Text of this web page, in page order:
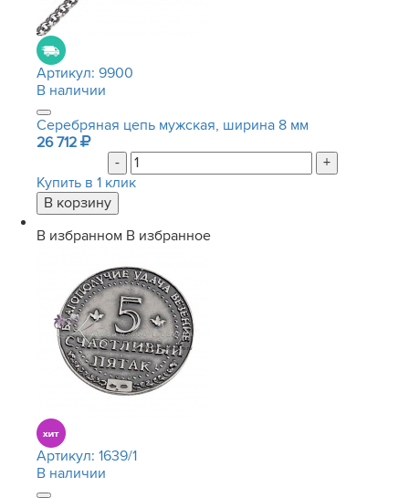
Артикул: 9900
В наличии
Серебряная цепь мужская, ширина 8 мм
26 712
-
+
Купить в 1 клик
В избранном В избранное
Артикул: 1639/1
В наличии